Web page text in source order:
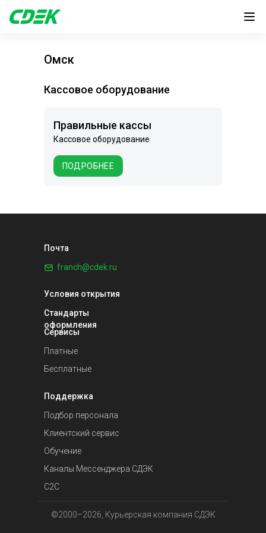
Омск
Правильные кассы
Кассовое оборудование
ПОДРОБНЕЕ
Кассовое оборудование
©2000–2026, Курьерская компания СДЭК
Условия открытия
Стандарты
оформления
Сервисы
Почта
franch@cdek.ru
Поддержка
Клиентский сервис
Обучение
С2С
Каналы Мессенджера СДЭК
Подбор персонала
Бесплатные
Платные